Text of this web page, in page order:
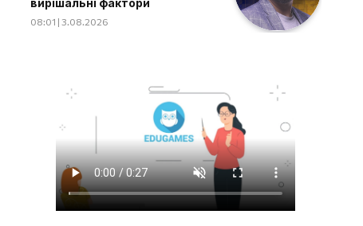
08:01 | 3.08.2026